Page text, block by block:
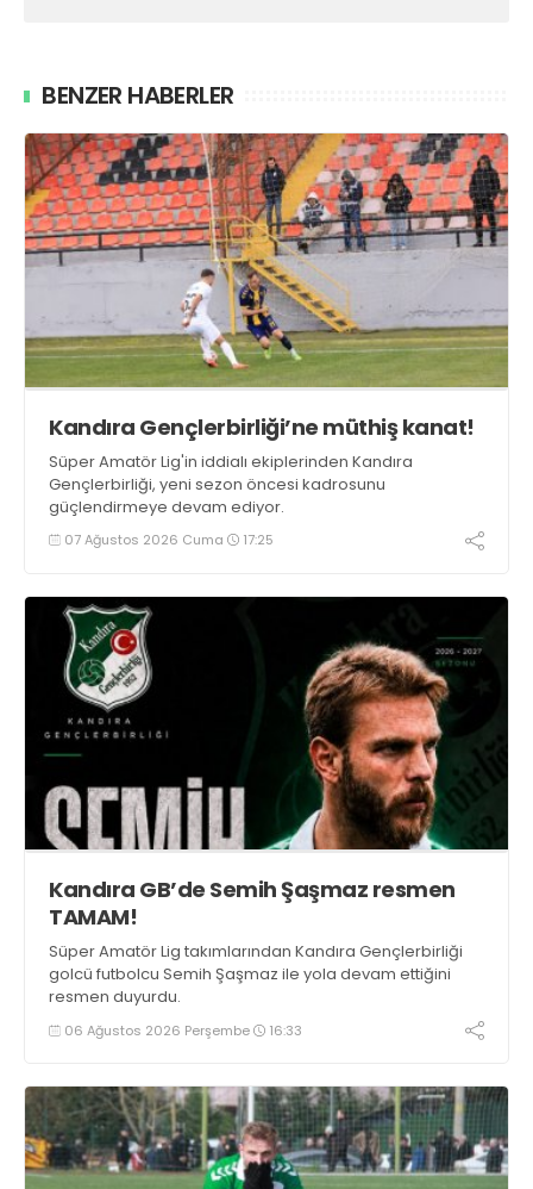
BENZER HABERLER
Kandıra Gençlerbirliği’ne müthiş kanat!
Süper Amatör Lig'in iddialı ekiplerinden Kandıra
Gençlerbirliği, yeni sezon öncesi kadrosunu
güçlendirmeye devam ediyor.
07 Ağustos 2026 Cuma 17:25
Kandıra GB’de Semih Şaşmaz resmen
TAMAM!
Süper Amatör Lig takımlarından Kandıra Gençlerbirliği
golcü futbolcu Semih Şaşmaz ile yola devam ettiğini
resmen duyurdu.
06 Ağustos 2026 Perşembe 16:33